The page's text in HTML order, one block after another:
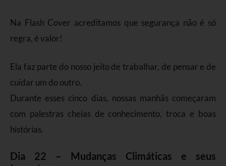
Na Flash Cover acreditamos que segurança não é só
regra, é valor!
Ela faz parte do nosso jeito de trabalhar, de pensar e de
cuidar um do outro.
Durante esses cinco dias, nossas manhãs começaram
com palestras cheias de conhecimento, troca e boas
histórias.
Dia 22 – Mudanças Climáticas e seus